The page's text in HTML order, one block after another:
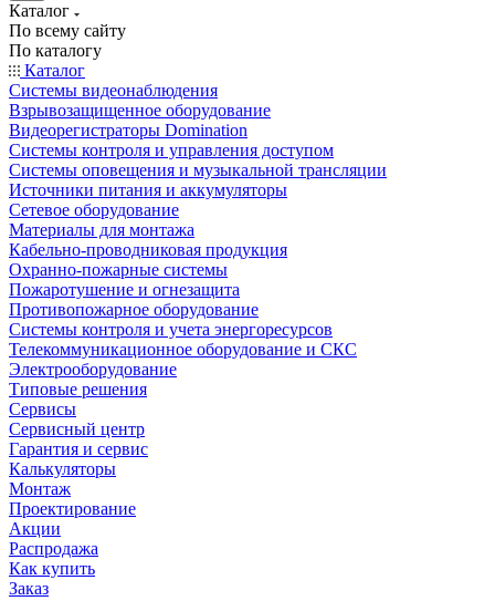
Каталог
По всему сайту
По каталогу
Каталог
Системы видеонаблюдения
Взрывозащищенное оборудование
Видеорегистраторы Domination
Системы контроля и управления доступом
Системы оповещения и музыкальной трансляции
Источники питания и аккумуляторы
Сетевое оборудование
Материалы для монтажа
Кабельно-проводниковая продукция
Охранно-пожарные системы
Пожаротушение и огнезащита
Противопожарное оборудование
Системы контроля и учета энергоресурсов
Телекоммуникационное оборудование и СКС
Электрооборудование
Типовые решения
Сервисы
Сервисный центр
Гарантия и сервис
Калькуляторы
Монтаж
Проектирование
Акции
Распродажа
Как купить
Заказ